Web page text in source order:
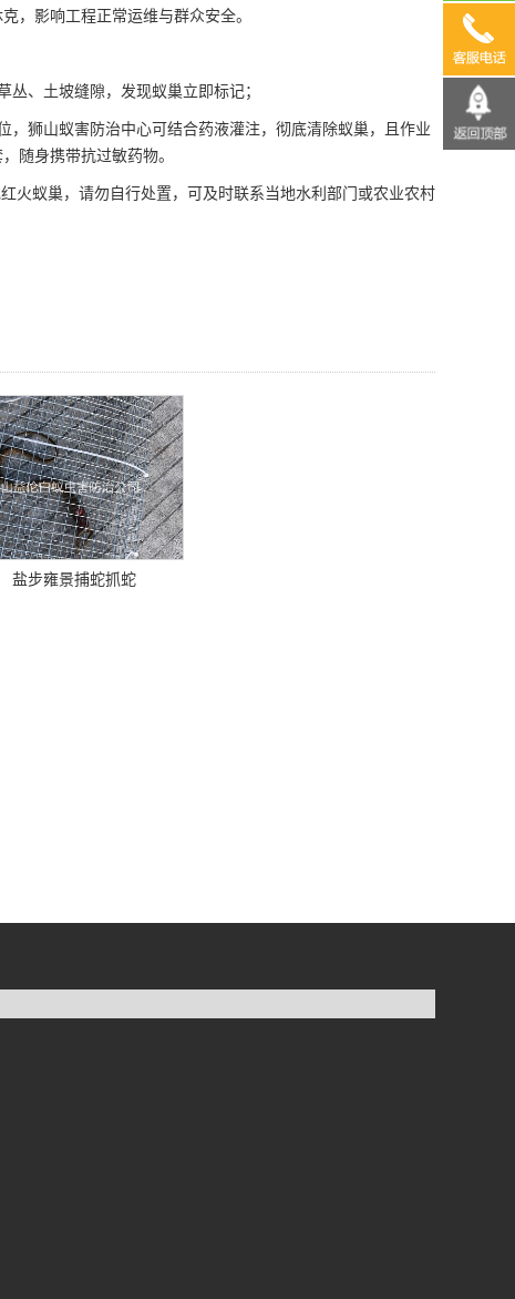
，影响工程正常运维与群众安全。
丛、土坡缝隙，发现蚁巢立即标记；
狮山蚁害防治中心可结合药液灌注，彻底清除蚁巢，且作业
随身携带抗过敏药物。
火蚁巢，请勿自行处置，可及时联系当地水利部门或农业农村
盐步雍景捕蛇抓蛇